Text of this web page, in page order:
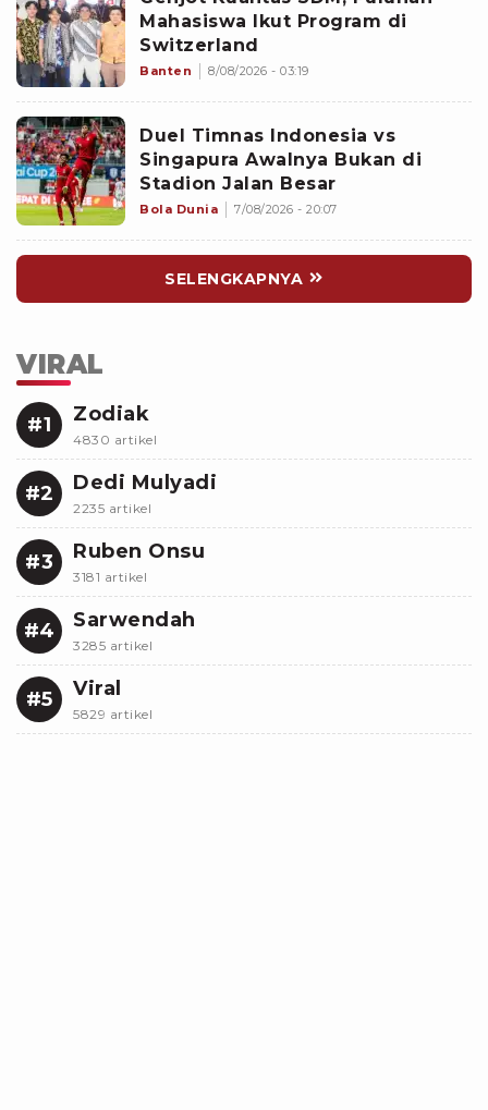
Mahasiswa Ikut Program di
Switzerland
Banten 8/08/2026 - 03:19
Duel Timnas Indonesia vs
Singapura Awalnya Bukan di
Stadion Jalan Besar
Bola Dunia 7/08/2026 - 20:07
SELENGKAPNYA
VIRAL
#1 Zodiak
4830 artikel
#2 Dedi Mulyadi
2235 artikel
#3 Ruben Onsu
3181 artikel
#4 Sarwendah
3285 artikel
#5 Viral
5829 artikel